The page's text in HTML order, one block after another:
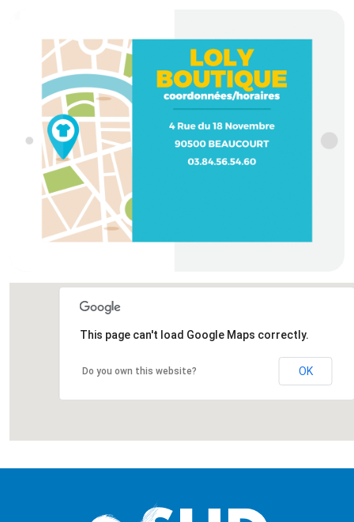
This page can't load Google Maps correctly.
Do you own this website? OK